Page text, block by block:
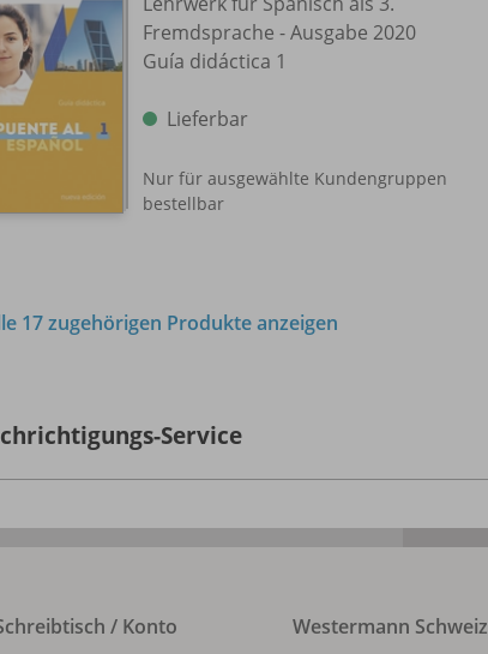
Fremdsprache - Ausgabe 2020
Guía didáctica 1
Lieferbar
Nur für ausgewählte Kundengruppen
bestellbar
17 zugehörigen Produkte anzeigen
Service
/ Konto Westermann Schweiz